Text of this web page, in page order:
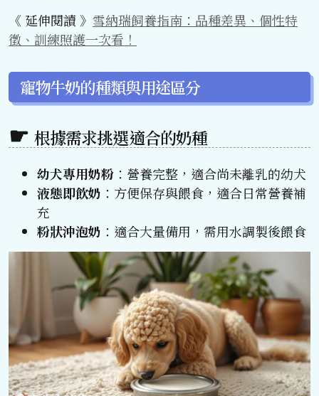
《 延伸閱讀 》 雪納瑞飼養指南：品種差異、個性特
徵、訓練照護一次看！
寵物牛奶的種類與用途區分
根據需求挑選適合的奶種
幼犬專用奶粉 ：營養完整，適合尚未離乳的幼犬
液態即飲奶 ：方便保存與餵食，適合日常營養補
充
粉狀沖泡奶 ：適合大量備用，需用水調製後餵食